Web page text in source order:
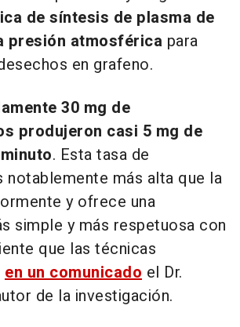
de síntesis de plasma de
presión atmosférica para
en grafeno.
30 mg de
produjeron casi 5 mg de
. Esta tasa de
notablemente más alta que la
y ofrece una
simple y más respetuosa con
que las técnicas
en un comunicado el Dr.
de la investigación.